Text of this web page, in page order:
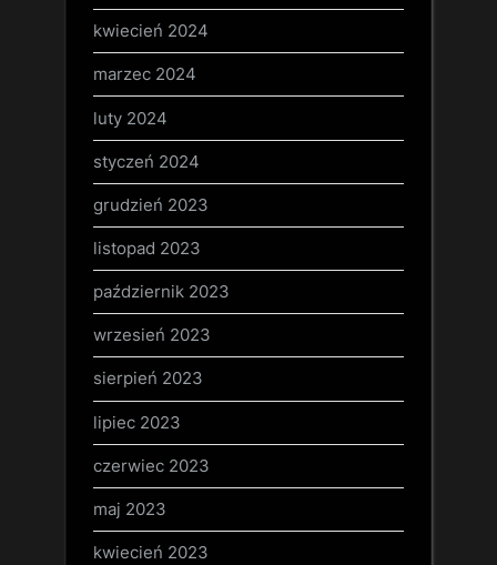
kwiecień 2024
marzec 2024
luty 2024
styczeń 2024
grudzień 2023
listopad 2023
październik 2023
wrzesień 2023
sierpień 2023
lipiec 2023
czerwiec 2023
maj 2023
kwiecień 2023